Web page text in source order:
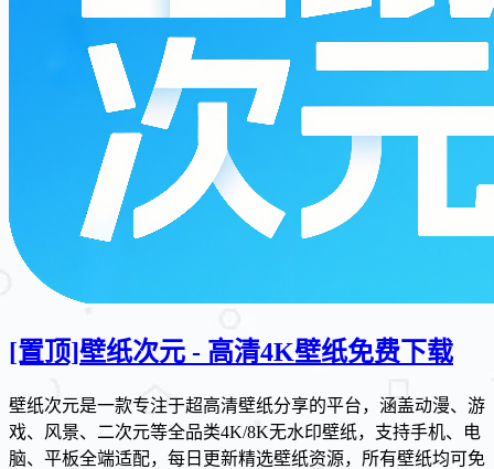
[置顶]壁纸次元 - 高清4K壁纸免费下载
壁纸次元是一款专注于超高清壁纸分享的平台，涵盖动漫、游
戏、风景、二次元等全品类4K/8K无水印壁纸，支持手机、电
脑、平板全端适配，每日更新精选壁纸资源，所有壁纸均可免